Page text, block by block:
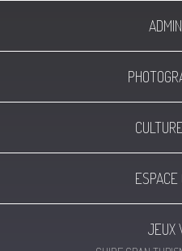
ESPACE
JEUX